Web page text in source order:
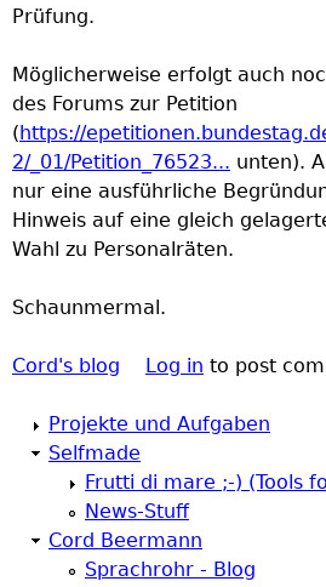
Prüfung.
Möglicherweise erfolgt auch
des Forums zur Petition
(https://
2/_01/Petition_76523... unten).
nur eine ausführliche
Hinweis auf eine gleich
Wahl zu Personalräten.
Schaunmermal.
Cord's blog Log in to post
Projekte und Aufgaben
Selfmade
Frutti di mare ;-) (Tools
News-Stuff
Cord Beermann
Sprachrohr - Blog